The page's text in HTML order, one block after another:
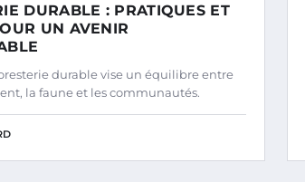
DURABLE : PRATIQUES ET
UN AVENIR
durable vise un équilibre entre
la faune et les communautés.